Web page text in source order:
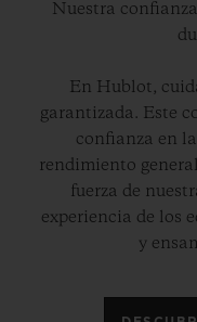
Nuestra
En Hublot,
garantizada. Este
confianza en
rendimiento
fuerza de
experiencia de los
y